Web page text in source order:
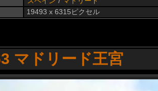
19493 x 6315ピクセル
マドリード王宮